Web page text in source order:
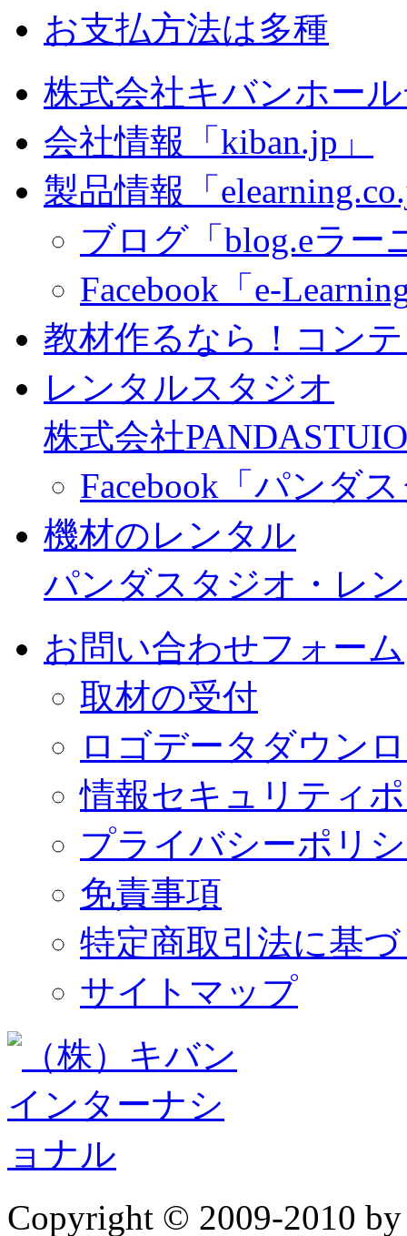
お支払方法は多種
株式会社キバンホー
会社情報「kiban.jp」
製品情報「
ブログ「blog.eラー
Facebook「e-
教材作るなら！コン
レンタルスタジオ
株式会社
Facebook「パンダ
機材のレンタル
パンダスタジオ・レ
お問い合わせフォーム
取材の受付
ロゴデータダウン
情報セキュリティ
プライバシーポリ
免責事項
特定商取引法に基
サイトマップ
Copyright © 2009-2010